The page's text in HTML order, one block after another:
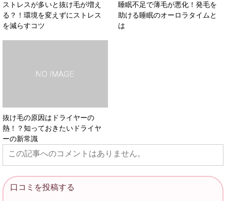
ストレスが多いと抜け毛が増え
る？！環境を変えずにストレス
を減らすコツ
睡眠不足で薄毛が悪化！発毛を
助ける睡眠のオーロラタイムと
は
抜け毛の原因はドライヤーの
熱！？知っておきたいドライヤ
ーの新常識
この記事へのコメントはありません。
口コミを投稿する